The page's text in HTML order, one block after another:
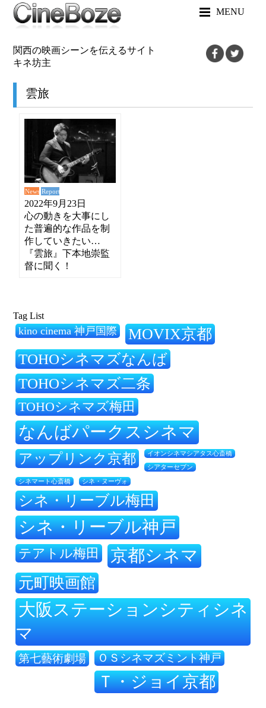
MENU
関西の映画シーンを伝えるサイト
キネ坊主
雲旅
News Report
2022年9月23日
心の動きを大事にし
た普遍的な作品を制
作していきたい…
『雲旅』下本地崇監
督に聞く！
Tag List
kino cinema 神戸国際 MOVIX京都
TOHOシネマズなんば
TOHOシネマズ二条
TOHOシネマズ梅田
なんばパークスシネマ
アップリンク京都 イオンシネマシアタス心斎橋
シアターセブン
シネマート心斎橋 シネ・ヌーヴォ
シネ・リーブル梅田
シネ・リーブル神戸
テアトル梅田 京都シネマ
元町映画館
大阪ステーションシティシネ
マ
第七藝術劇場 ＯＳシネマズミント神戸
Ｔ・ジョイ京都